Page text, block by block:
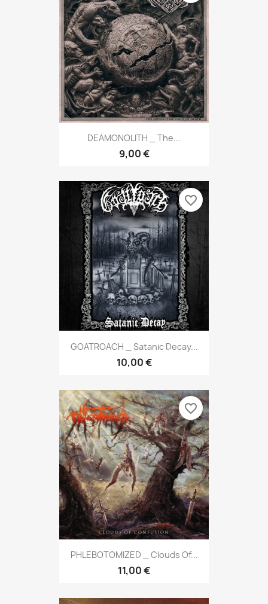
DEAMONOLITH _ The...
9,00 €
GOATROACH _ Satanic Decay...
10,00 €
favorite_border
PHLEBOTOMIZED _ Clouds Of...
11,00 €
favorite_border